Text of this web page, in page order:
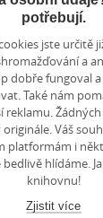
kteří se
poskytuje
Kniha,
a
potřebují.
jste určitě
a
dobře fungoval
Také nám
reklamu.
originále. Váš
platformám i
bedlivě hlídáme.
knihovnu!
Zjistit více